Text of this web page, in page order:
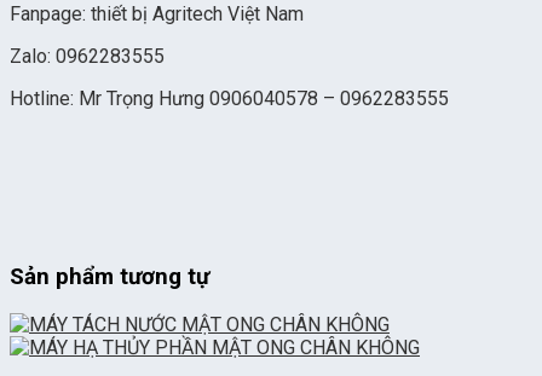
Fanpage: thiết bị Agritech Việt Nam
Zalo: 0962283555
Hotline: Mr Trọng Hưng 0906040578 – 0962283555
Sản phẩm tương tự